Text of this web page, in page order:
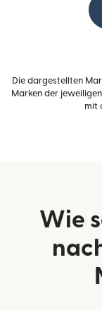
Die dargestellten
Marken der
mit
Wie